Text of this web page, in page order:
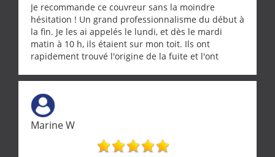
Je recommande ce couvreur sans la moindre
hésitation ! Un grand professionnalisme du début à
la fin. Je les ai appelés le lundi, et dès le mardi
matin à 10 h, ils étaient sur mon toit. Ils ont
rapidement trouvé l'origine de la fuite et l'ont
Une équipe sérieuse, réactive et compétente. C'est
vraiment rassurant de pouvoir compter sur des
artisans aussi professionnels. Merci encore !
Marine W